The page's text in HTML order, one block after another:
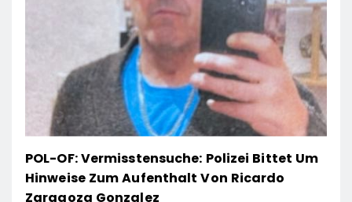
POL-OF: Vermisstensuche: Polizei Bittet Um
Hinweise Zum Aufenthalt Von Ricardo
Zaragoza Gonzalez